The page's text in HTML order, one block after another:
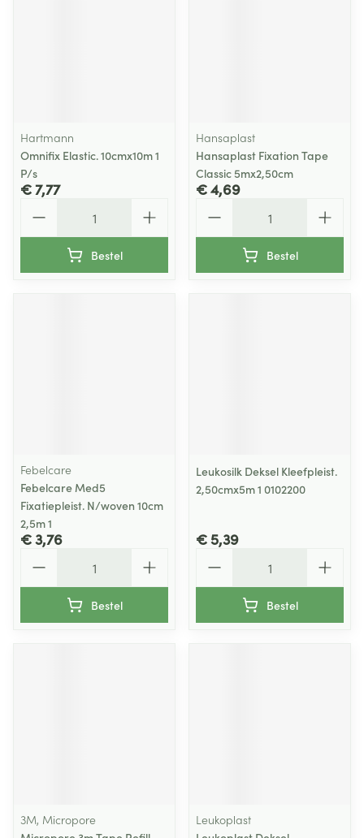
Hartmann
Omnifix Elastic. 10cmx10m 1
P/s
€ 7,77
Bestel
Hansaplast
Hansaplast Fixation Tape
Classic 5mx2,50cm
€ 4,69
Bestel
Febelcare
Febelcare Med5
Fixatiepleist. N/woven 10cm
2,5m 1
€ 3,76
Bestel
Leukosilk Deksel Kleefpleist.
2,50cmx5m 1 0102200
€ 5,39
Bestel
3M, Micropore
Leukoplast